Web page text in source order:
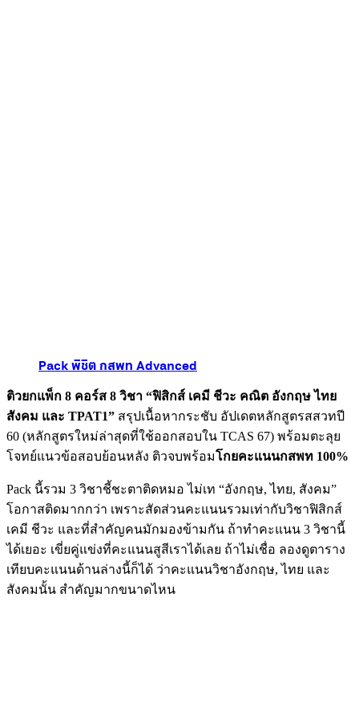
Pack พิชิต กสพท Advanced
ติวยกแพ็ก 8 คอร์ส 8 วิชา “ฟิสิกส์ เคมี ชีวะ คณิต อังกฤษ ไทย
สังคม และ TPAT1” สรุปเนื้อหากระชับ อัปเดตหลักสูตรสสวทปี
60 (หลักสูตรใหม่ล่าสุดที่ใช้ออกสอบใน TCAS 67) พร้อมตะลุย
โจทย์แนวข้อสอบย้อนหลัง ติวจบพร้อมโกยคะแนนกสพท 100%
Pack นี้รวม 3 วิชาชี้ชะตาติดหมอ ไม่เท “อังกฤษ, ไทย, สังคม”
โอกาสติดมากกว่า เพราะสัดส่วนคะแนนรวมเท่ากับวิชาฟิสิกส์
เคมี ชีวะ และที่สำคัญคนมักมองข้ามกัน ถ้าทำคะแนน 3 วิชานี้
ได้เยอะ เขี่ยคู่แข่งที่คะแนนสูสีเราได้เลย ถ้าไม่เชื่อ ลองดูตาราง
เทียบคะแนนด้านล่างนี้ก็ได้ ว่าคะแนนวิชาอังกฤษ, ไทย และ
สังคมนั้น สำคัญมากขนาดไหน